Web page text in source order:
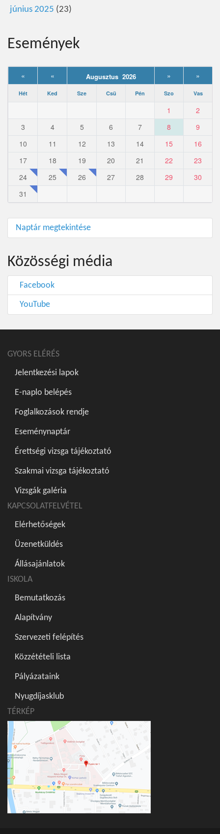
június 2025 (23)
Események
« « Augusztus 2026 » »
Hét Ked Sze Csü Pén Szo Vas
1
2
3
4 5 6 7 8
9
10
11 12 13 14 15
16
17
18 19 20 21 22
23
24
25 26 27 28 29
30
31
Naptár megtekintése
Közösségi média
Facebook
YouTube
GYORS ELÉRÉS
Jelentkezési lapok
E-naplo belépés
Foglalkozások rendje
Eseménynaptár
Érettségi vizsga tájékoztató
Szakmai vizsga tájékoztató
Vizsgák galéria
KAPCSOLATFELVÉTEL
Elérhetőségek
Üzenetküldés
Állásajánlatok
ISKOLA
Bemutatkozás
Alapítvány
Szervezeti felépítés
Közzétételi lista
Pályázataink
Nyugdíjasklub
TÉRKÉP